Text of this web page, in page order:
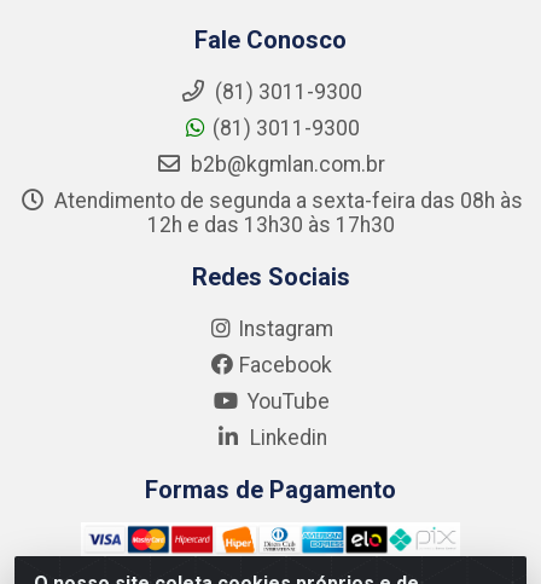
Fale Conosco
(81) 3011-9300
(81) 3011-9300
b2b@kgmlan.com.br
Atendimento de segunda a sexta-feira das 08h às
12h e das 13h30 às 17h30
Redes Sociais
Instagram
Facebook
YouTube
Linkedin
Formas de Pagamento